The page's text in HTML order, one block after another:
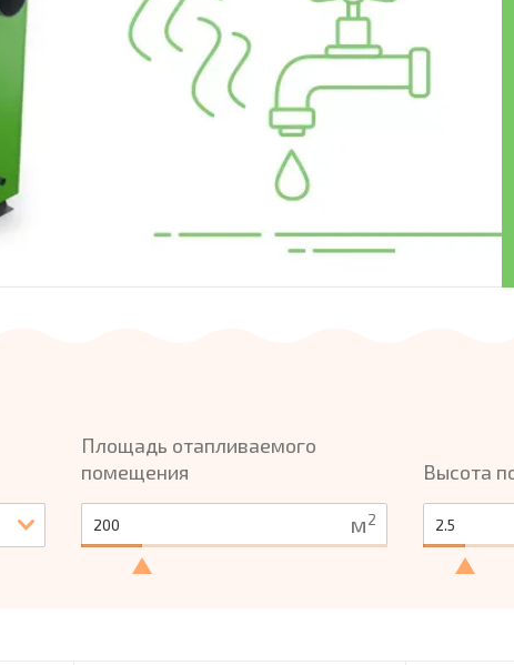
Площадь отапливаемого
помещения
м2
Высота